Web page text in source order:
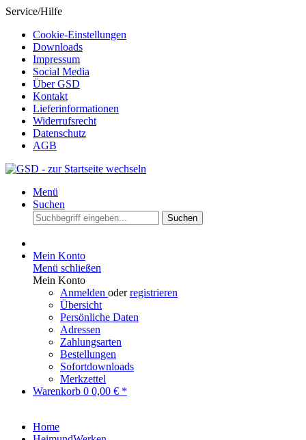
Service/Hilfe
Cookie-Einstellungen
Downloads
Impressum
Social Media
Über GSD
Kontakt
Lieferinformationen
Widerrufsrecht
Datenschutz
AGB
Menü
Suchen
Suchen
Mein Konto
Menü schließen
Mein Konto
Anmelden oderregistrieren
Übersicht
Persönliche Daten
Adressen
Zahlungsarten
Bestellungen
Sofortdownloads
Merkzettel
Warenkorb 0 0,00 € *
Home